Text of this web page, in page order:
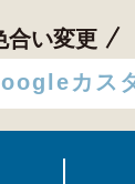
合い変更